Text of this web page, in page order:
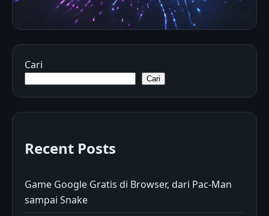
Cari
Cari
Recent Posts
Game Google Gratis di Browser, dari Pac-Man
sampai Snake